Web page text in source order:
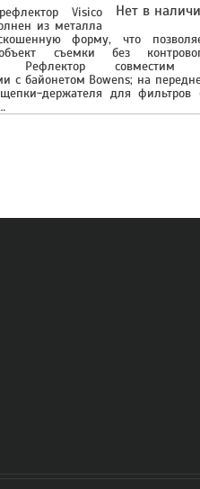
Нет в
Visico
из металла
форму, что
съемки без
Рефлектор совместим
с байонетом Bowens; на
держателя для фильтров